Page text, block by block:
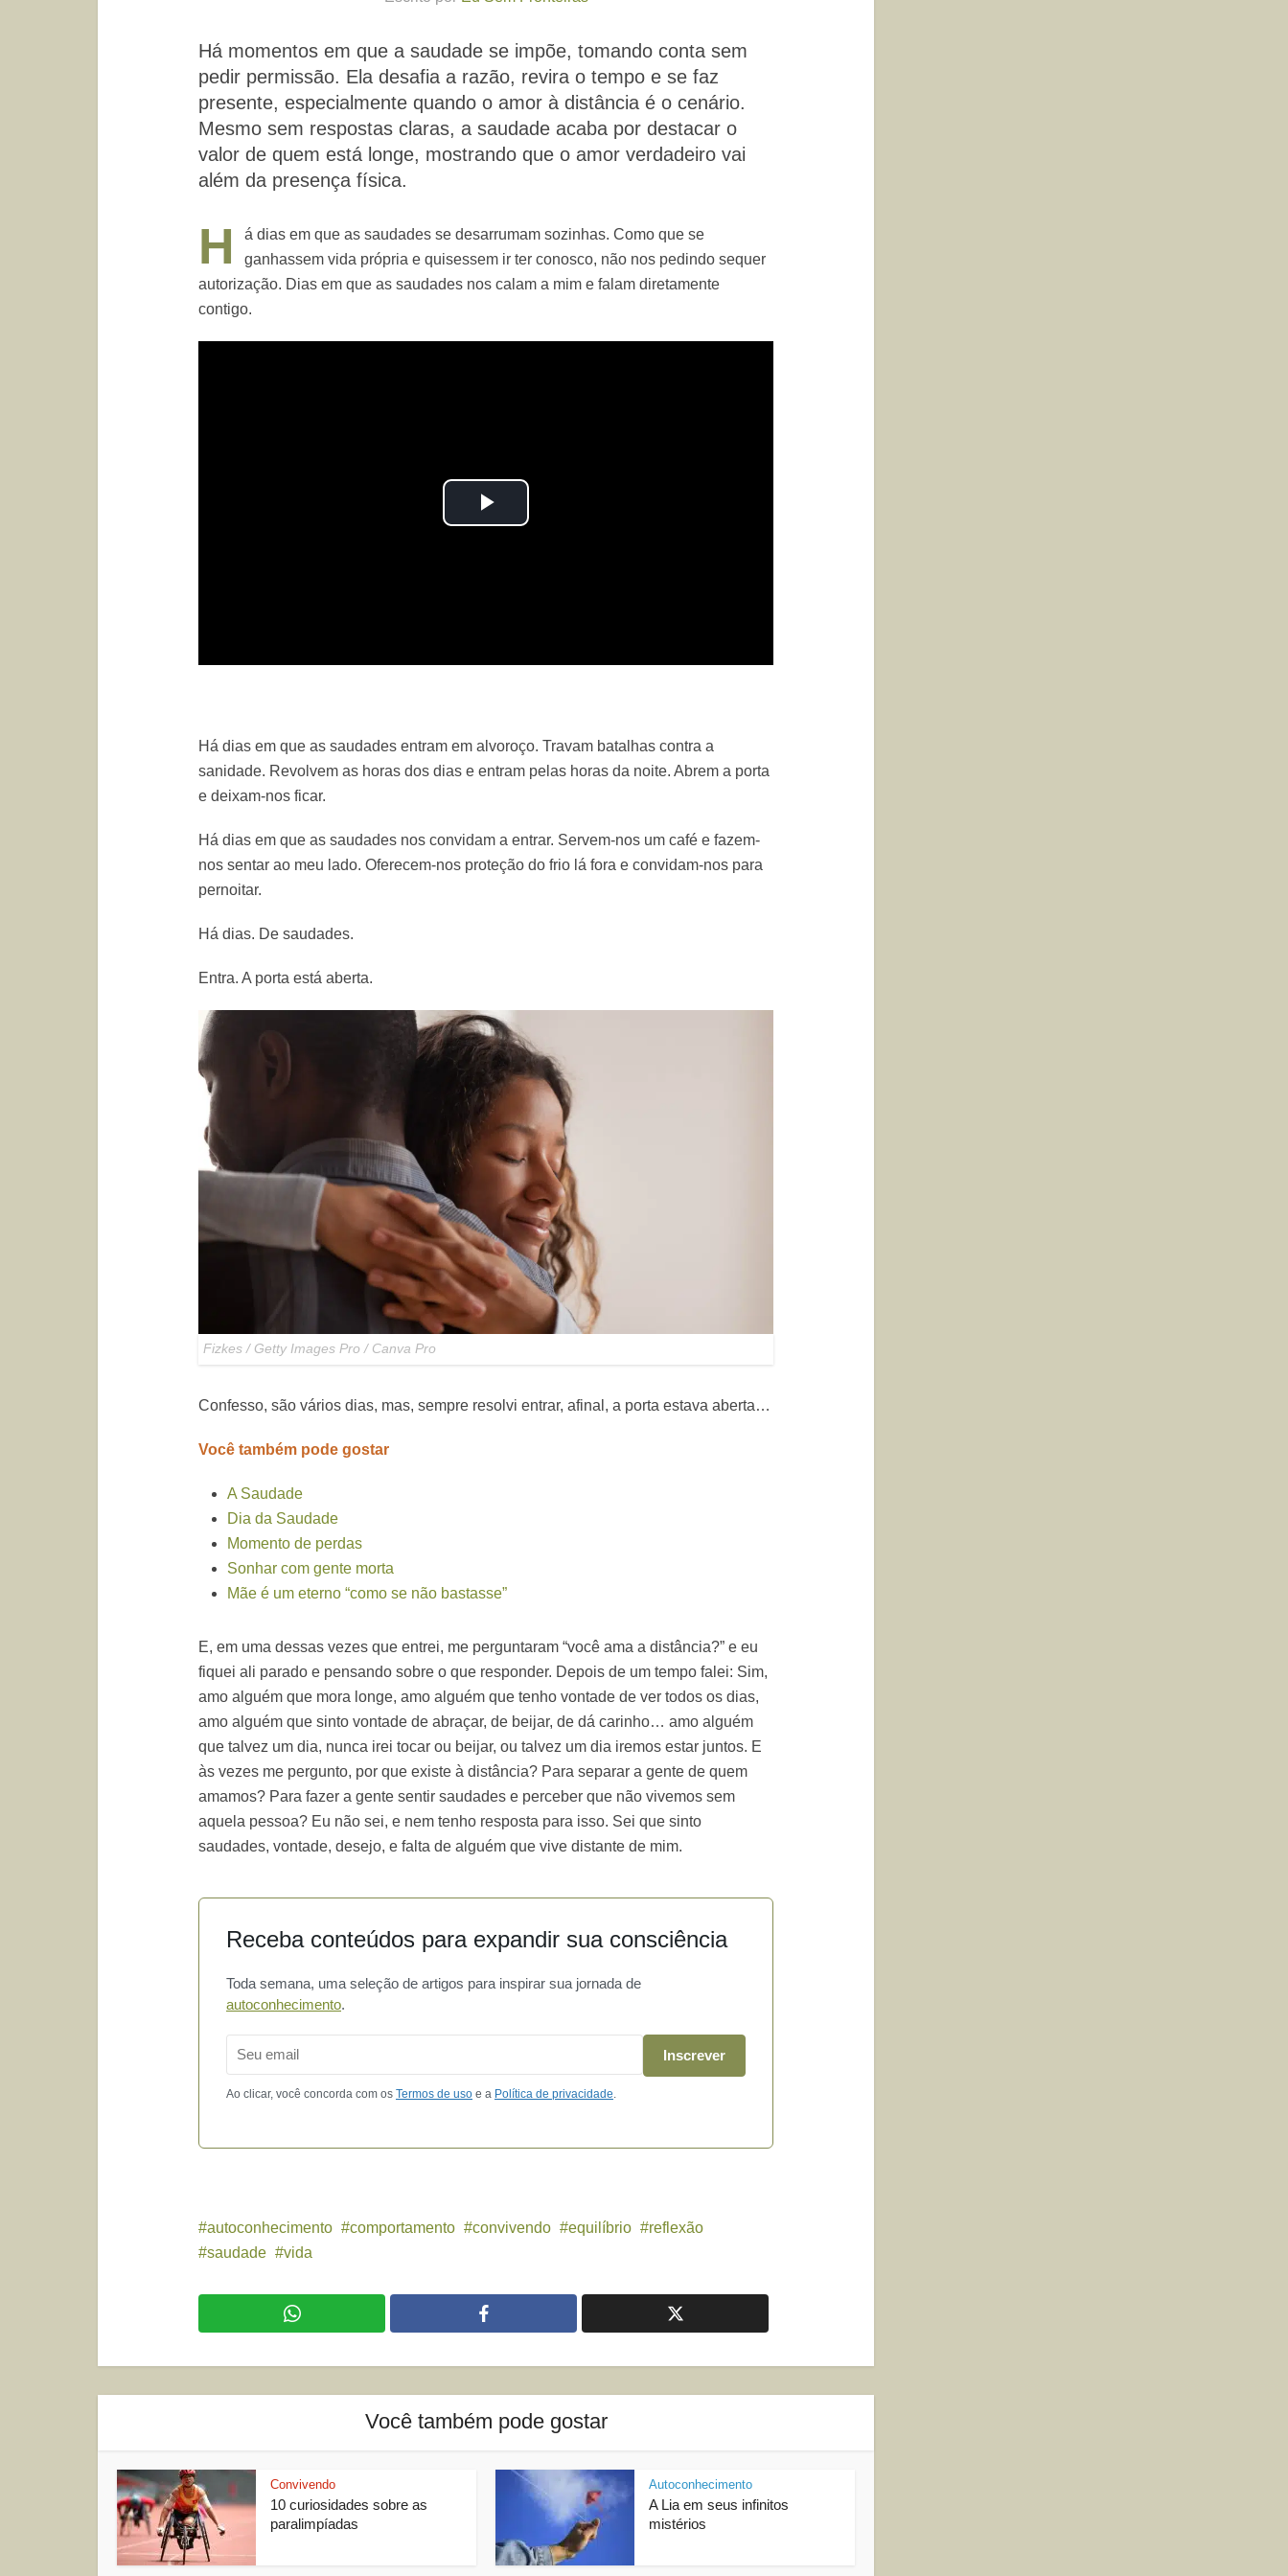
Há momentos em que a saudade se impõe, tomando conta sem
pedir permissão. Ela desafia a razão, revira o tempo e se faz
presente, especialmente quando o amor à distância é o cenário.
Mesmo sem respostas claras, a saudade acaba por destacar o
valor de quem está longe, mostrando que o amor verdadeiro vai
além da presença física.
H
á dias em que as saudades se desarrumam sozinhas. Como que se
ganhassem vida própria e quisessem ir ter conosco, não nos pedindo sequer
autorização. Dias em que as saudades nos calam a mim e falam diretamente
contigo.
Play
Há dias em que as saudades entram em alvoroço. Travam batalhas contra a
sanidade. Revolvem as horas dos dias e entram pelas horas da noite. Abrem a porta
e deixam-nos ficar.
Há dias em que as saudades nos convidam a entrar. Servem-nos um café e fazem-
nos sentar ao meu lado. Oferecem-nos proteção do frio lá fora e convidam-nos para
pernoitar.
Há dias. De saudades.
Entra. A porta está aberta.
Fizkes / Getty Images Pro / Canva Pro
Confesso, são vários dias, mas, sempre resolvi entrar, afinal, a porta estava aberta…
Você também pode gostar
A Saudade
Dia da Saudade
Momento de perdas
Sonhar com gente morta
Mãe é um eterno “como se não bastasse”
E, em uma dessas vezes que entrei, me perguntaram “você ama a distância?” e eu
fiquei ali parado e pensando sobre o que responder. Depois de um tempo falei: Sim,
amo alguém que mora longe, amo alguém que tenho vontade de ver todos os dias,
amo alguém que sinto vontade de abraçar, de beijar, de dá carinho… amo alguém
que talvez um dia, nunca irei tocar ou beijar, ou talvez um dia iremos estar juntos. E
às vezes me pergunto, por que existe à distância? Para separar a gente de quem
amamos? Para fazer a gente sentir saudades e perceber que não vivemos sem
aquela pessoa? Eu não sei, e nem tenho resposta para isso. Sei que sinto
saudades, vontade, desejo, e falta de alguém que vive distante de mim.
Receba conteúdos para expandir sua consciência
Toda semana, uma seleção de artigos para inspirar sua jornada de
autoconhecimento.
Email
Inscrever
Ao clicar, você concorda com os Termos de uso e a Política de privacidade
autoconhecimento comportamento convivendo equilíbrio
reflexão
saudade
vida
Você também pode gostar
Convivendo
10 curiosidades sobre as
paralimpíadas
Autoconhecimento
A Lia em seus infinitos
mistérios